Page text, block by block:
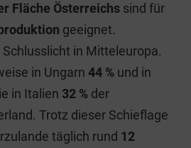
Fläche Österreichs sind für
geeignet.
in Mitteleuropa.
in Ungarn 44 % und in
in Italien 32 % der
Trotz dieser Schieflage
täglich rund 12